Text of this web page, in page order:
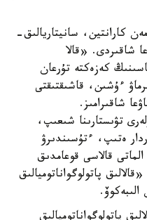
كارانتين، سانيتاريالىق-
شاقىردى. «قالا
كەزەكتە تۇرعان
ءۇشىن، قاشىقتىقتى
شاقىرامىز.
تۋىستارىنا شىعىپ،
ەتىپ، ءتۇسىندىرۋ
قالاسى قوعامدىق
پاتولوگواناتوميالىق